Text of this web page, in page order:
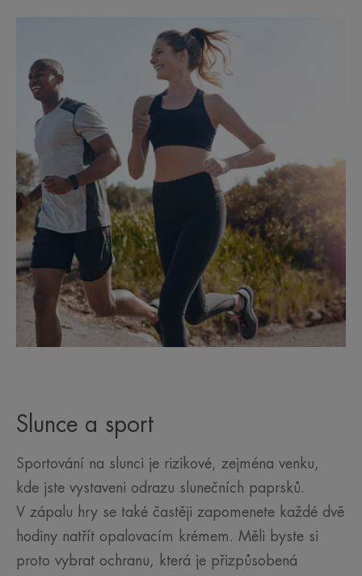
Slunce a sport
Sportování na slunci je rizikové, zejména venku,
kde jste vystaveni odrazu slunečních paprsků.
V zápalu hry se také častěji zapomenete každé dvě
hodiny natřít opalovacím krémem. Měli byste si
proto vybrat ochranu, která je přizpůsobená